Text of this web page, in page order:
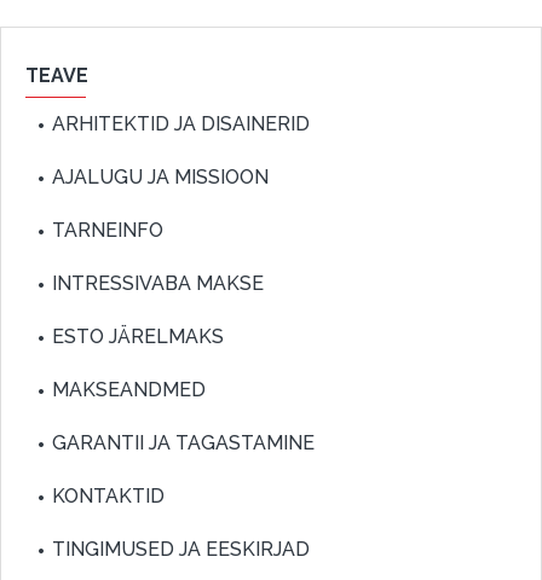
TEAVE
ARHITEKTID JA DISAINERID
AJALUGU JA MISSIOON
TARNEINFO
INTRESSIVABA MAKSE
ESTO JÄRELMAKS
MAKSEANDMED
GARANTII JA TAGASTAMINE
KONTAKTID
TINGIMUSED JA EESKIRJAD